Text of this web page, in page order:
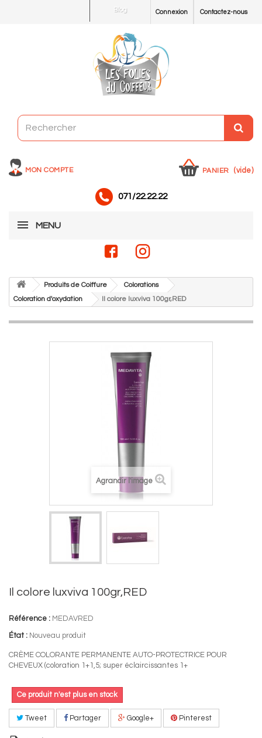
Contactez-nous
Connexion
Blog
MON COMPTE PANIER (vide)
071/22.22.22
MENU
Produits de Coiffure
Colorations
Coloration d'oxydation
Il colore luxviva 100gr,RED
Agrandir l'image
Il colore luxviva 100gr,RED
Référence : MEDAVRED
État : Nouveau produit
CRÈME COLORANTE PERMANENTE AUTO-PROTECTRICE POUR
CHEVEUX (coloration 1+1,5; super éclaircissantes 1+
Ce produit n'est plus en stock
Tweet Partager Google+ Pinterest